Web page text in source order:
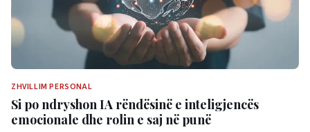
ZHVILLIM PERSONAL
Si po ndryshon IA rëndësinë e inteligjencës
emocionale dhe rolin e saj në punë